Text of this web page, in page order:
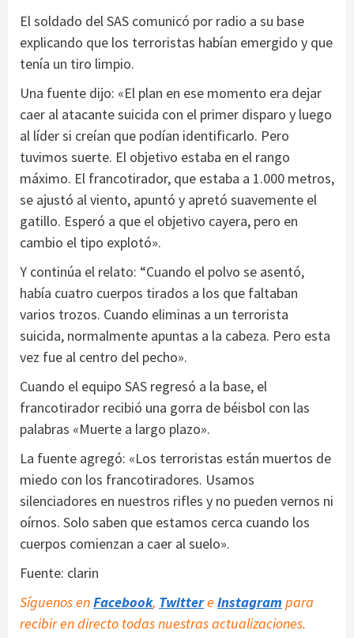
El soldado del SAS comunicó por radio a su base
explicando que los terroristas habían emergido y que
tenía un tiro limpio.
Una fuente dijo: «El plan en ese momento era dejar
caer al atacante suicida con el primer disparo y luego
al líder si creían que podían identificarlo. Pero
tuvimos suerte. El objetivo estaba en el rango
máximo. El francotirador, que estaba a 1.000 metros,
se ajustó al viento, apuntó y apretó suavemente el
gatillo. Esperó a que el objetivo cayera, pero en
cambio el tipo explotó».
Y continúa el relato: “Cuando el polvo se asentó,
había cuatro cuerpos tirados a los que faltaban
varios trozos. Cuando eliminas a un terrorista
suicida, normalmente apuntas a la cabeza. Pero esta
vez fue al centro del pecho».
Cuando el equipo SAS regresó a la base, el
francotirador recibió una gorra de béisbol con las
palabras «Muerte a largo plazo».
La fuente agregó: «Los terroristas están muertos de
miedo con los francotiradores. Usamos
silenciadores en nuestros rifles y no pueden vernos ni
oírnos. Solo saben que estamos cerca cuando los
cuerpos comienzan a caer al suelo».
Fuente: clarin
Síguenos enFacebook, Twittere Instagram para
recibir en directo todas nuestras actualizaciones.